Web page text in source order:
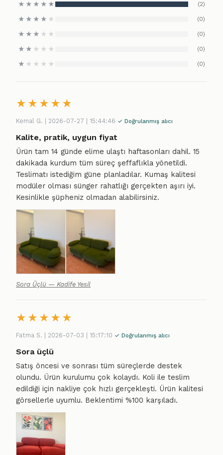
★ ★ ★ ★ ★ (2)
★ ★ ★ ★ ★ (0)
★ ★ ★ ★ ★ (0)
★ ★ ★ ★ ★ (0)
★ ★ ★ ★ ★ (0)
★ ★ ★ ★ ★
Kemal G. | 2026-07-27 | 15:44:46 ✓ Doğrulanmış alıcı
Kalite, pratik, uygun fiyat
Ürün tam 14 günde elime ulaştı haftasonları dahil. 15
dakikada kurdum tüm süreç şeffaflıkla yönetildi.
Teslimatı istediğim güne planladılar. Kumaş kalitesi
modüler olması sünger rahatlığı gerçekten aşırı iyi.
Kesinlikle şüpheniz olmadan alabilirsiniz.
Sora Üçlü — Kadife Yesil
★ ★ ★ ★ ★
Fatma S. | 2026-07-03 | 15:17:10 ✓ Doğrulanmış alıcı
Sora üçlü
Satış öncesi ve sonrası tüm süreçlerde destek
olundu. Ürün kurulumu çok kolaydı. Koli ile teslim
edildiği için nakliye çok hızlı gerçekleşti. Ürün kalitesi
görsellerle uyumlu. Beklentimi %100 karşıladı.